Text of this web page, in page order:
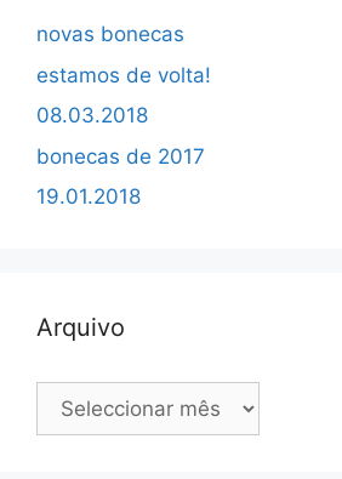
novas bonecas
estamos de volta!
08.03.2018
bonecas de 2017
19.01.2018
Arquivo
Arquivo